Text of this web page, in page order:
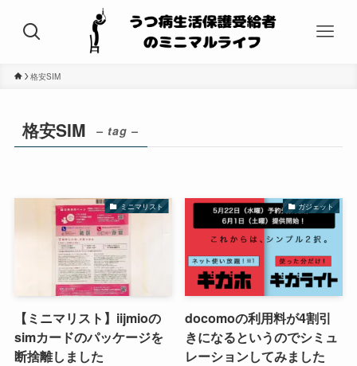
格安SIM
格安SIM – tag –
ミニマリスト
【ミニマリスト】iijmioの
simカードのパッケージを
断捨離しました
ガジェット
docomoの利用料が4割引
きになるというのでシミュ
レーションしてみました